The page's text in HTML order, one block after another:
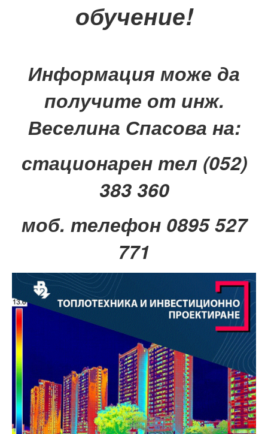
обучение!
Информация може да
получите от инж.
Веселина Спасова на:
стационарен тел (052)
383 360
моб. телефон 0895 527
771